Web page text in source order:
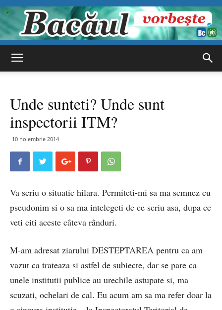
vorbește
Unde sunteti? Unde sunt
inspectorii ITM?
10 noiembrie 2014
Va scriu o situatie hilara. Permiteti-mi sa ma semnez cu
pseudonim si o sa ma intelegeti de ce scriu asa, dupa ce
veti citi aceste câteva rânduri.
M-am adresat ziarului DESTEPTAREA pentru ca am
vazut ca trateaza si astfel de subiecte, dar se pare ca
unele institutii publice au urechile astupate si, ma
scuzati, ochelari de cal. Eu acum am sa ma refer doar la